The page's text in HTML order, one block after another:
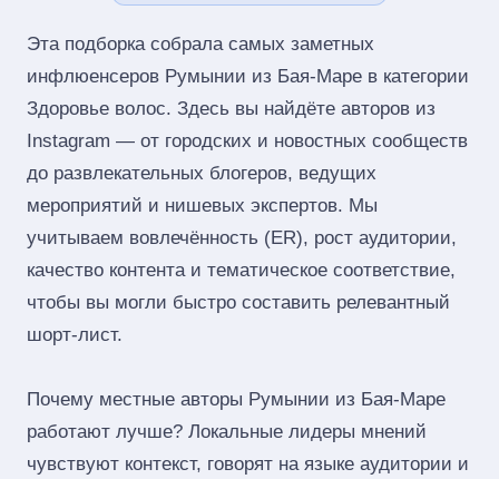
Эта подборка собрала самых заметных
инфлюенсеров Румынии из Бая-Маре в категории
Здоровье волос. Здесь вы найдёте авторов из
Instagram — от городских и новостных сообществ
до развлекательных блогеров, ведущих
мероприятий и нишевых экспертов. Мы
учитываем вовлечённость (ER), рост аудитории,
качество контента и тематическое соответствие,
чтобы вы могли быстро составить релевантный
шорт‑лист.
Почему местные авторы Румынии из Бая-Маре
работают лучше? Локальные лидеры мнений
чувствуют контекст, говорят на языке аудитории и